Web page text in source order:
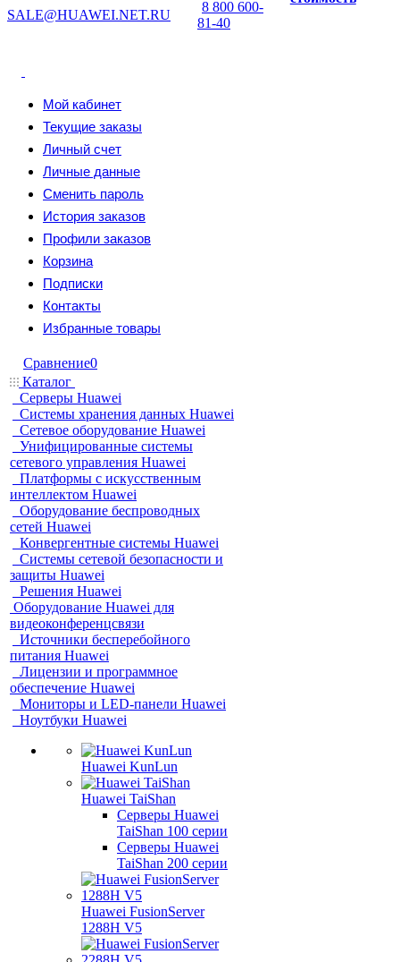
SALE@HUAWEI.NET.RU
8 800 600-
81-40
Мой кабинет
Текущие заказы
Личный счет
Личные данные
Сменить пароль
История заказов
Профили заказов
Корзина
Подписки
Контакты
Избранные товары
Сравнение0
Каталог
Серверы Huawei
Системы хранения данных Huawei
Сетевое оборудование Huawei
Унифицированные системы
сетевого управления Huawei
Платформы с искусственным
интеллектом Huawei
Оборудование беспроводных
сетей Huawei
Конвергентные системы Huawei
Системы сетевой безопасности и
защиты Huawei
Решения Huawei
Оборудование Huawei для
видеоконференцсвязи
Источники бесперебойного
питания Huawei
Лицензии и программное
обеспечение Huawei
Мониторы и LED-панели Huawei
Ноутбуки Huawei
Huawei KunLun
Huawei TaiShan
Серверы Huawei
TaiShan 100 серии
Серверы Huawei
TaiShan 200 серии
Huawei FusionServer
1288H V5